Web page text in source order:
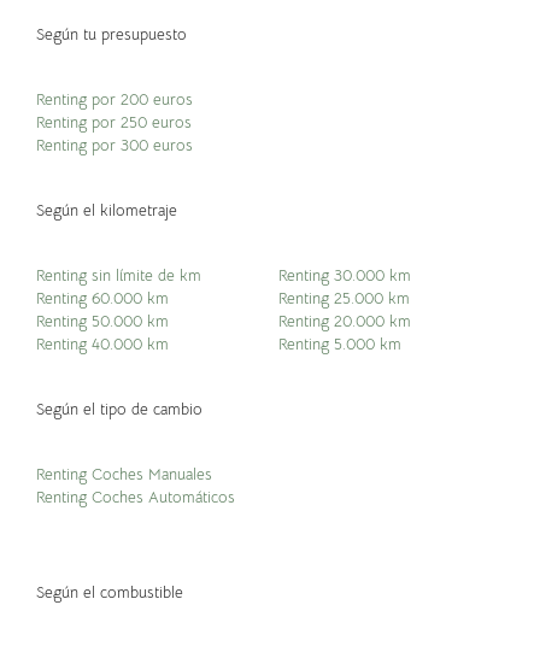
Según tu presupuesto
Renting por 200 euros
Renting por 250 euros
Renting por 300 euros
Según el kilometraje
Renting sin límite de km
Renting 60.000 km
Renting 50.000 km
Renting 40.000 km
Renting 30.000 km
Renting 25.000 km
Renting 20.000 km
Renting 5.000 km
Según el tipo de cambio
Renting Coches Manuales
Renting Coches Automáticos
Según el combustible